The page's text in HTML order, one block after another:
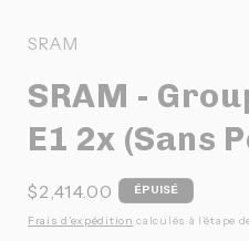
1
fenêtre
modale
SRAM
SRAM -
E1 2x (Sans
Prix
habituel
$2,414.00 ÉPUISÉ
Frais d'expédition calculés à l'étape